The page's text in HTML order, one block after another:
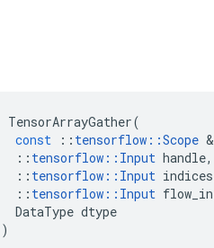
TensorArrayGather(
const
:: tensorflow ::Scope &
:: tensorflow :: Input handle,
:: tensorflow :: Input indices
:: tensorflow :: Input flow_in
DataType dtype
)